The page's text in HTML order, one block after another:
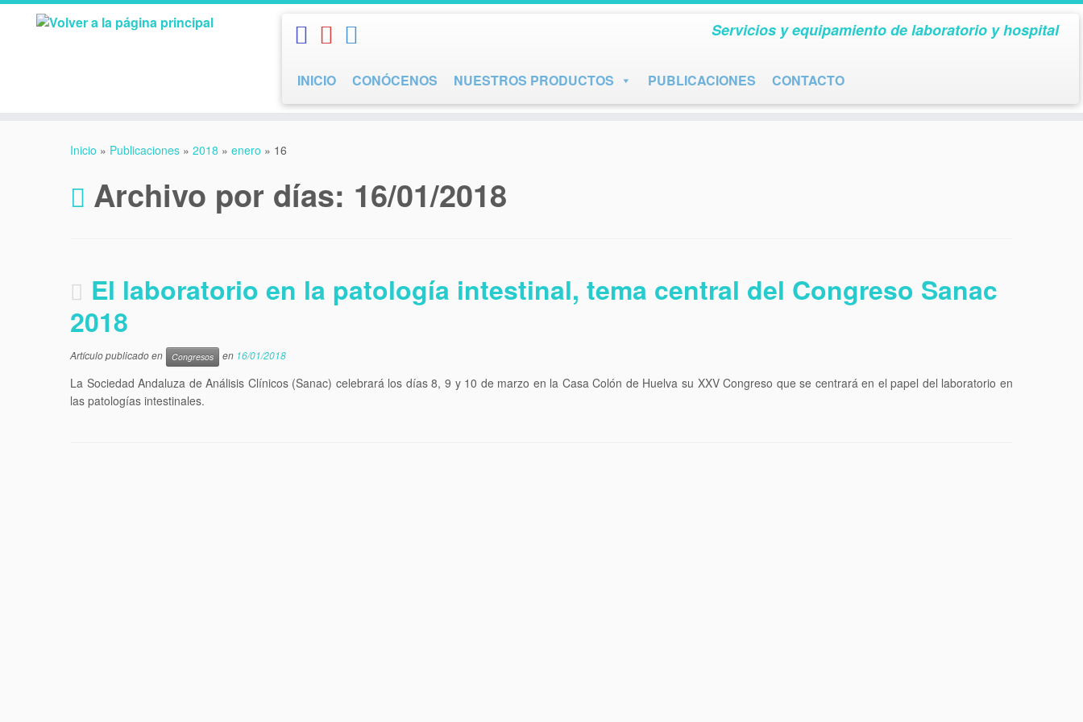
Saltar
Servicios y equipamiento de laboratorio y hospital
INICIO CONÓCENOS NUESTROS PRODUCTOS PUBLICACIONES CONTACTO
Inicio » Publicaciones » 2018 » enero » 16
Archivo por días: 16/01/2018
El laboratorio en la patología intestinal, tema central del Congreso Sanac
2018
Artículo publicado en Congresos en 16/01/2018
La Sociedad Andaluza de Análisis Clínicos (Sanac) celebrará los días 8, 9 y 10 de marzo en la Casa Colón de Huelva su XXV Congreso que se centrará en el papel del laboratorio en
las patologías intestinales.